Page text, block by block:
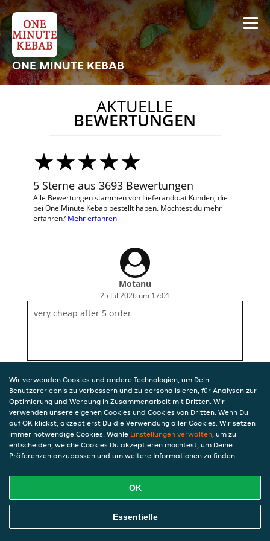
ONE MINUTE KEBAB
AKTUELLE
BEWERTUNGEN
5 Sterne aus 3693 Bewertungen
Alle Bewertungen stammen von Lieferando.at Kunden, die
bei One Minute Kebab bestellt haben. Möchtest du mehr
erfahren? Mehr erfahren
Motanu
25 Jul 2026 um 17:01
very cheap after 5 order
Wir verwenden Cookies und andere Technologien, um Dein
Benutzererlebnis zu verbessern und zu personalisieren, für Analysen zur
Optimierung und Werbung in Zusammenarbeit mit Dritten. Wir
verwenden unsere eigenen Cookies und Cookies von Dritten. Wenn Du
auf OK klickst, akzeptierst Du die Verwendung aller Cookies. Wir setzen
immer notwendige Cookies. Wähle Einstellungen verwalten, um zu
entscheiden, welche Cookies Du akzeptieren möchtest, um Deine
Präferenzen anzupassen und um weitere Informationen zu finden.
OK
Essentielle